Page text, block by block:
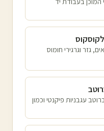
גזר וגרגירי חומוס
עגבניות פיקנטי וכמון